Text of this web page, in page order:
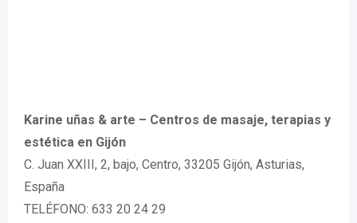
Karine uñas & arte – Centros de masaje, terapias y
estética en Gijón
C. Juan XXIII, 2, bajo, Centro, 33205 Gijón, Asturias,
España
TELÉFONO: 633 20 24 29